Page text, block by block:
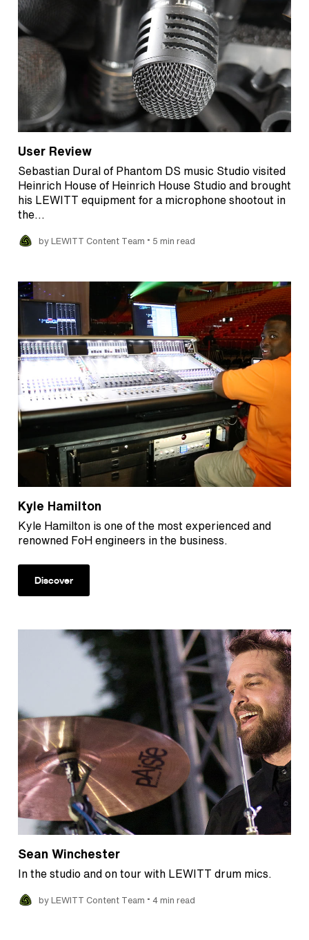
User Review
Sebastian Dural of Phantom DS music Studio visited
Heinrich House of Heinrich House Studio and brought
his LEWITT equipment for a microphone shootout in
the…
by LEWITT Content Team • 5 min read
Kyle Hamilton
Kyle Hamilton is one of the most experienced and
renowned FoH engineers in the business.
Discover
Sean Winchester
In the studio and on tour with LEWITT drum mics.
by LEWITT Content Team • 4 min read